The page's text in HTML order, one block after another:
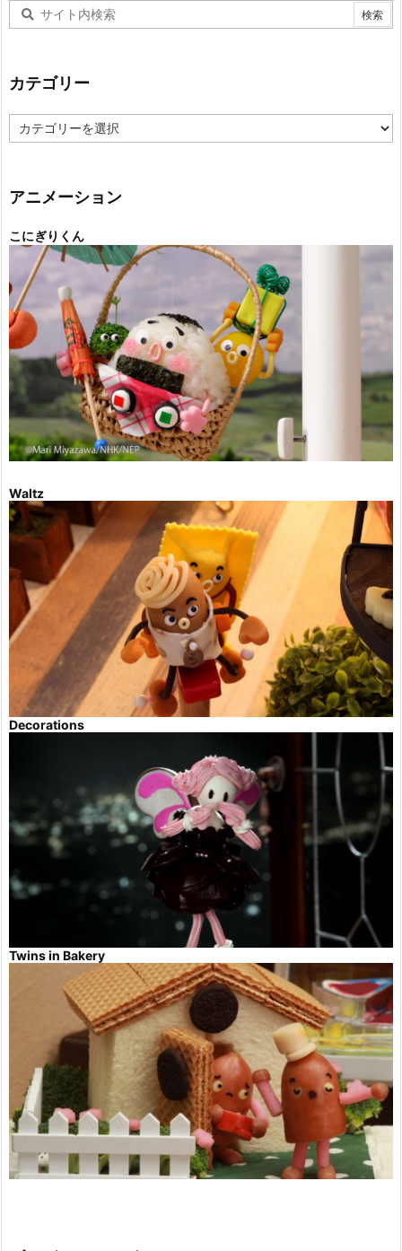
カテゴリー
テ
ー
アニメーション
こにぎりくん
Waltz
Decorations
Twins in Bakery